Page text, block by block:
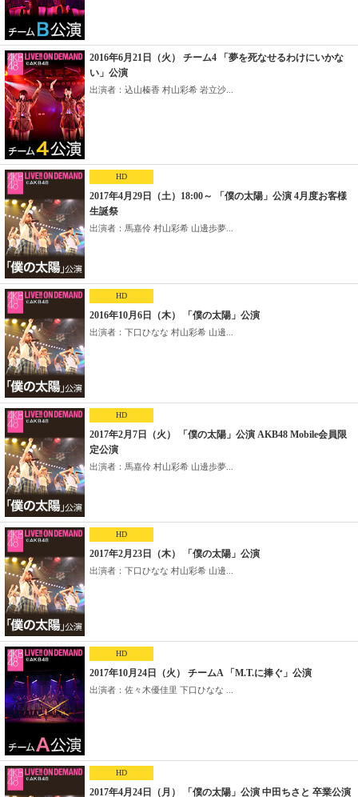
2016年6月21日（火） チーム4 「夢を死なせるわけにいかな
い」公演
出演者：込山榛香 村山彩希 岩立沙...
HD
2017年4月29日（土）18:00～ 「僕の太陽」公演 4月度お客様
生誕祭
出演者：馬嘉伶 村山彩希 山邊歩夢...
HD
2016年10月6日（木） 「僕の太陽」公演
出演者：下口ひなな 村山彩希 山邊...
HD
2017年2月7日（火） 「僕の太陽」公演 AKB48 Mobile会員限
定公演
出演者：馬嘉伶 村山彩希 山邊歩夢...
HD
2017年2月23日（木） 「僕の太陽」公演
出演者：下口ひなな 村山彩希 山邊...
HD
2017年10月24日（火） チームA 「M.T.に捧ぐ」公演
出演者：佐々木優佳里 下口ひなな ...
HD
2017年4月24日（月） 「僕の太陽」公演 中田ちさと 卒業公演